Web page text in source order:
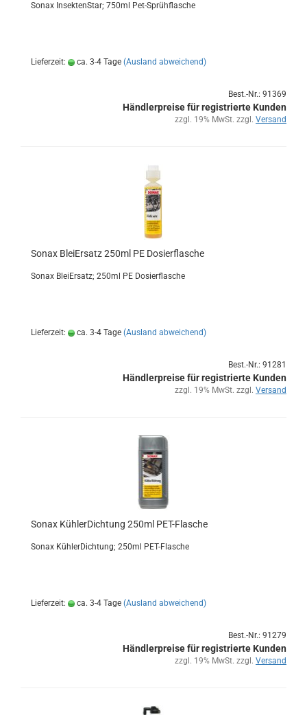
Sonax In­sek­ten­Star; 750ml Pet-​Sprühflasche
Lieferzeit: ca. 3-4 Tage (Ausland abweichend)
Best.-Nr.: 91369
Händlerpreise für registrierte Kunden
zzgl. 19% MwSt. zzgl. Versand
Sonax Blei­Er­satz 250ml PE Do­sier­fla­sche
Sonax Blei­Er­satz; 250ml PE Do­sier­fla­sche
Lieferzeit: ca. 3-4 Tage (Ausland abweichend)
Best.-Nr.: 91281
Händlerpreise für registrierte Kunden
zzgl. 19% MwSt. zzgl. Versand
Sonax Küh­ler­Dich­tung 250ml PET-​Fla­sche
Sonax Küh­ler­Dich­tung; 250ml PET-​Flasche
Lieferzeit: ca. 3-4 Tage (Ausland abweichend)
Best.-Nr.: 91279
Händlerpreise für registrierte Kunden
zzgl. 19% MwSt. zzgl. Versand